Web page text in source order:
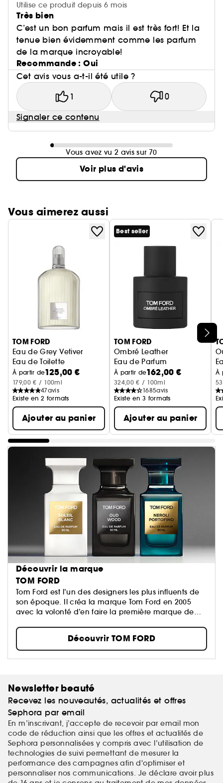
Utilise ce produit depuis 6 mois
Très bien
C’est un bon parfum mais il est très fort! Et la
tenue bien évidemment comme les parfum
de la marque incroyable!
Recommande : Oui
Cet avis vous a-t-il été utile ?
1 0
Signaler ce contenu
Vous avez vu 2 avis sur 70
Voir plus d'avis
Vous aimerez aussi
Ignorer le carrousel produits
TOM FORD
Eau de Grey Vetiver
Eau de Toilette
À partir de125,00 €
179,00 € / 100ml
47avis
Existe en 2 formats
Ajouter au panier
Best seller
TOM FORD
Ombré Leather
Eau de Parfum
À partir de162,00 €
324,00 € / 100ml
1685avis
Existe en 3 formats
Ajouter au panier
À
Découvrir la marque
TOM FORD
Tom Ford est l’un des designers les plus influents de
son époque. Il créa la marque Tom Ford en 2005
avec la volonté d’en faire la première marque de
Découvrir TOM FORD
Newsletter beauté
Recevez les nouveautés, actualités et offres
Sephora par email
En m’inscrivant, j’accepte de recevoir par email mon
code de réduction ainsi que les offres et actualités de
Sephora personnalisées y compris avec l’utilisation de
technologies de suivi permettant de mesurer la
performance des campagnes afin d'optimiser et
personnaliser nos communications. Je déclare avoir plus